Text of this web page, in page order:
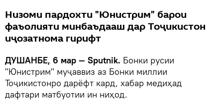
Низоми пардохти "Юнистрим" барои
фаъолияти минбаъдааш дар Тоҷикистон
иҷозатнома гирифт
ДУШАНБЕ, 6 мар — Sputnik. Бонки русии
"Юнистрим" муҷаввиз аз Бонки миллии
Тоҷикистонро дарёфт кард, хабар медиҳад
дафтари матбуотии ин ниҳод.